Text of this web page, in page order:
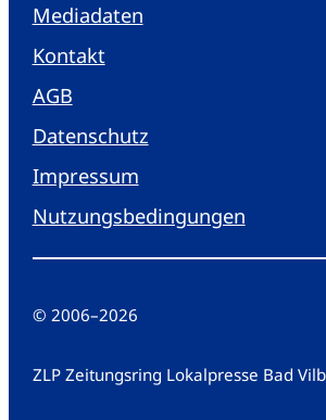
Mediadaten
Kontakt
AGB
Datenschutz
Impressum
Nutzungsbedingungen
© 2006–2026
ZLP Zeitungsring Lokalpresse Bad